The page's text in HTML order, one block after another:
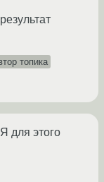
топика
для этого